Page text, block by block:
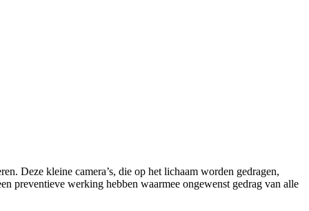
Deze kleine camera’s, die op het lichaam worden gedragen,
preventieve werking hebben waarmee ongewenst gedrag van alle